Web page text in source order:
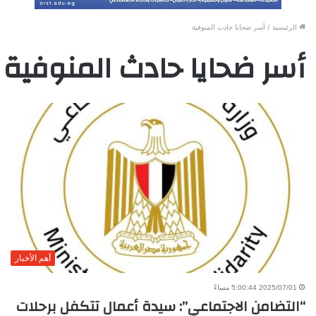
الرئيسية / أسر ضحايا حادث المنوفية
أسر ضحايا حادث المنوفية
أهم الأخبار
2025/07/01 5:00:44 مساءً
“التضامن الاجتماعي”: سيدة أعمال تتكفل برحلات